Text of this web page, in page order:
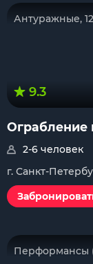
Антуражные,
9.3
Ограбление
2-6 человек
г. Санкт-
Перформансы